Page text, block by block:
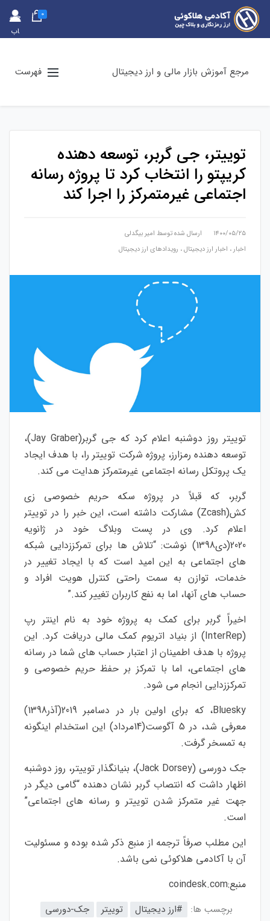
حس
اب
0
مرجع آموزش بازار مالی و ارز دیجیتال فهرست
توییتر، جی گربر، توسعه دهنده
کریپتو را انتخاب کرد تا پروژه رسانه
اجتماعی غیرمتمرکز را اجرا کند
۱۴۰۰/۰۵/۲۵ ارسال شده توسط امیر بیگدلی
اخبار ، اخبار ارز دیجیتال، رویدادهای ارز دیجیتال
توییتر روز دوشنبه اعلام کرد که جی گربر(Jay Graber)،
توسعه دهنده رمزارز، پروژه شرکت توییتر را، با هدف ایجاد
یک پروتکل رسانه اجتماعی غیرمتمرکز هدایت می کند.
گربر، که قبلاً در پروژه سکه حریم خصوصی زی
کش(Zcash) مشارکت داشته است، این خبر را در توییتر
اعلام کرد. وی در پست وبلاگ خود در ژانویه
2020(دی1398) نوشت: “تلاش ها برای تمرکززدایی شبکه
های اجتماعی به این امید است که با ایجاد تغییر در
خدمات، توازن به سمت راحتی کنترل هویت افراد و
حساب های آنها، اما به نفع کاربران تغییر کند.”
اخیراً گربر برای کمک به پروژه خود به نام اینتر رپ
(InterRep) از بنیاد اتریوم کمک مالی دریافت کرد. این
پروژه با هدف اطمینان از اعتبار حساب های شما در رسانه
های اجتماعی، اما با تمرکز بر حفظ حریم خصوصی و
تمرکززدایی انجام می شود.
Bluesky، که برای اولین بار در دسامبر 2019(آذر1398)
معرفی شد، در 5 آگوست(14مرداد) این استخدام اینگونه
به تمسخر گرفت.
جک دورسی (Jack Dorsey)، بنیانگذار توییتر، روز دوشنبه
اظهار داشت که انتصاب گربر نشان دهنده “گامی دیگر در
جهت غیر متمرکز شدن توییتر و رسانه های اجتماعی”
است.
اين مطلب صرفاً ترجمه از منبع ذکر شده بوده و مسئوليت
آن با آکادمی هلاکوئی نمی باشد.
منبع:coindesk.com
برچسب ها: #ارز‌ دیجیتال توییتر
جک-دورسی